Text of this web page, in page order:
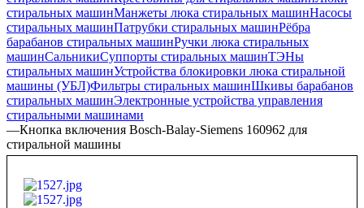
стиральных машинМанжеты люка стиральных машинНасосы
стиральных машинПатрубки стиральных машинРёбра
барабанов стиральных машинРучки люка стиральных
машинСальникиСуппорты стиральных машинТЭНы
стиральных машинУстройства блокировки люка стиральной
машины (УБЛ)Фильтры стиральных машинШкивы барабанов
стиральных машинЭлектронные устройства управления
стиральными машинами
—Кнопка включения Bosch-Balay-Siemens 160962 для
стиральной машины